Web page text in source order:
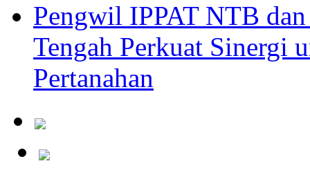
Pengwil IPPAT NTB
Tengah Perkuat Sinergi
Pertanahan